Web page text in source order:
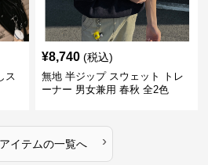
ス
¥8,740 (税込)
無地 半ジップ スウェット トレ
ーナー 男女兼用 春秋 全2色
イテムの一覧へ ›